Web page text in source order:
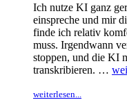
Ich nutze KI ganz
einspreche und mir
finde ich relativ
muss. Irgendwann
stoppen, und die KI
transkribieren. …
weiterlesen...